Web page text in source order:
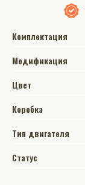
Комплектация
Модификация
Цвет
Коробка
Тип двигателя
Статус